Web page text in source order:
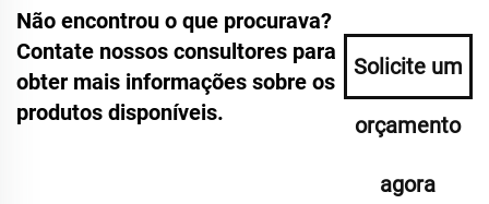
Não encontrou o que procurava?
Contate nossos consultores para
obter mais informações sobre os
produtos disponíveis.
Solicite um
orçamento
agora